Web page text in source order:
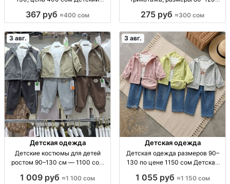
367 руб ≈400 сом
р-р 80–120, мягкая, удобная,
275 руб ≈300 сом
3 авг.
Детская одежда
Детские костюмы для детей
ростом 90–130 см — 1100 сом
см, 1100 сом
1 009 руб ≈1 100 сом
3 авг.
Детская одежда
Детская одежда размеров 90–
130 по цене 1150 сом Детская
1 055 руб ≈1 150 сом